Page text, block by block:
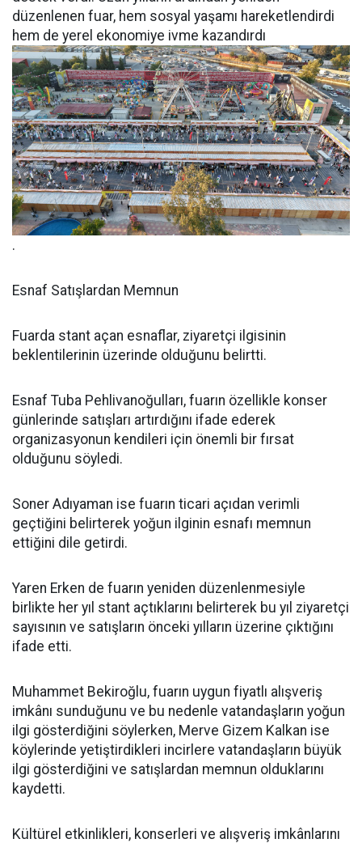
düzenlenen fuar, hem sosyal yaşamı hareketlendirdi
hem de yerel ekonomiye ivme kazandırdı
.
Esnaf Satışlardan Memnun
Fuarda stant açan esnaflar, ziyaretçi ilgisinin
beklentilerinin üzerinde olduğunu belirtti.
Esnaf Tuba Pehlivanoğulları, fuarın özellikle konser
günlerinde satışları artırdığını ifade ederek
organizasyonun kendileri için önemli bir fırsat
olduğunu söyledi.
Soner Adıyaman ise fuarın ticari açıdan verimli
geçtiğini belirterek yoğun ilginin esnafı memnun
ettiğini dile getirdi.
Yaren Erken de fuarın yeniden düzenlenmesiyle
birlikte her yıl stant açtıklarını belirterek bu yıl ziyaretçi
sayısının ve satışların önceki yılların üzerine çıktığını
ifade etti.
Muhammet Bekiroğlu, fuarın uygun fiyatlı alışveriş
imkânı sunduğunu ve bu nedenle vatandaşların yoğun
ilgi gösterdiğini söylerken, Merve Gizem Kalkan ise
köylerinde yetiştirdikleri incirlere vatandaşların büyük
ilgi gösterdiğini ve satışlardan memnun olduklarını
kaydetti.
Kültürel etkinlikleri, konserleri ve alışveriş imkânlarını